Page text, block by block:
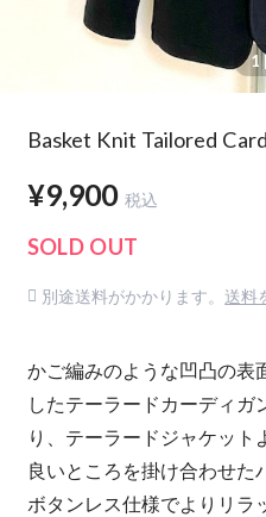
1
Basket Knit Tailored
¥9,900 税込
SOLD OUT
別途送料がかかります。 送料
かご編みのような凹凸の表
したテーラードカーディガ
り、テーラードジャケット
良いところを掛け合わせた
ボタンレス仕様でよりリラ